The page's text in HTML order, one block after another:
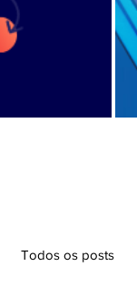
Todos os posts